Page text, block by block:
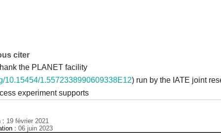
citer
the PLANET facility
10.15454/1.5572338990609338E12) run by the IATE joint
experiment supports
: 19 février 2021
:06 juin 2023